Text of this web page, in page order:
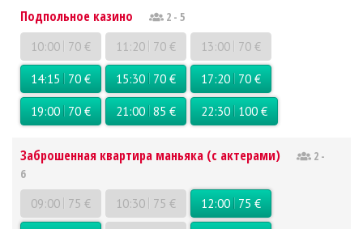
Подпольное казино
2 - 5
10:00 70 € 11:20 70 € 13:00 70 €
14:15 70 € 15:30 70 € 17:20 70 €
19:00 70 € 21:00 85 € 22:30 100 €
Заброшенная квартира маньяка (с актерами)
2 -
6
09:00 75 € 10:30 75 € 12:00 75 €